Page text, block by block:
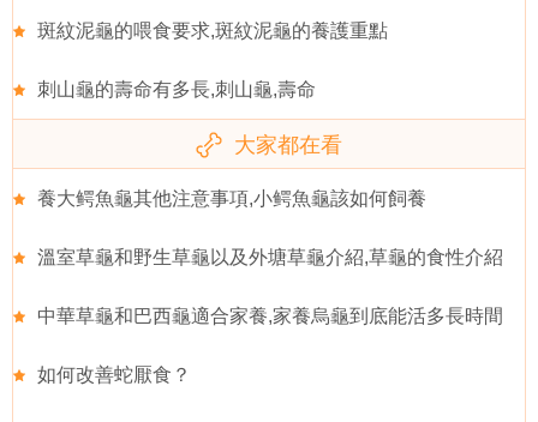
斑紋泥龜的喂食要求,斑紋泥龜的養護重點
刺山龜的壽命有多長,刺山龜,壽命
大家都在看
養大鳄魚龜其他注意事項,小鳄魚龜該如何飼養
溫室草龜和野生草龜以及外塘草龜介紹,草龜的食性介紹
中華草龜和巴西龜適合家養,家養烏龜到底能活多長時間
如何改善蛇厭食？